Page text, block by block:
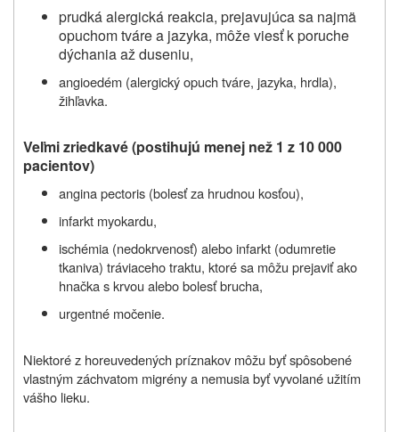
prudká alergická reakcia, prejavujúca sa najmä
opuchom tváre a jazyka, môže viesť k poruche
dýchania až duseniu,
angioedém (alergický opuch tváre, jazyka, hrdla),
žihľavka.
Veľmi zriedkavé (postihujú menej než 1 z 10 000
pacientov)
angina pectoris (bolesť za hrudnou kosťou),
infarkt myokardu,
ischémia (nedokrvenosť) alebo infarkt (odumretie
tkaniva) tráviaceho traktu, ktoré sa môžu prejaviť ako
hnačka s krvou alebo bolesť brucha,
urgentné močenie.
Niektoré z horeuvedených príznakov môžu byť spôsobené
vlastným záchvatom migrény a nemusia byť vyvolané užitím
vášho lieku.